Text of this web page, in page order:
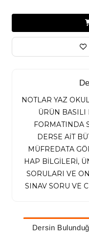
NOTLAR YAZ
ÜRÜN BASILI
FORMATINDA
DERSE AİT
MÜFREDATA
HAP BİLGİLERİ,
SORULARI VE
SINAV SORU VE
Dersin